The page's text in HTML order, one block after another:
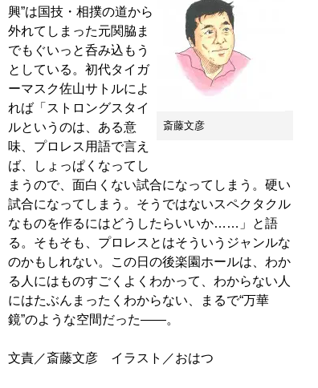
斎藤文彦
興”は国技・相撲の道から
外れてしまった元関脇ま
でもぐいっと呑み込もう
としている。初代タイガ
ーマスク佐山サトルによ
れば「ストロングスタイ
ルというのは、ある意
味、プロレス用語で言え
ば、しょっぱくなってし
まうので、面白くない試合になってしまう。硬い
試合になってしまう。そうではないスペクタクル
なものを作るにはどうしたらいいか……」と語
る。そもそも、プロレスとはそういうジャンルな
のかもしれない。この日の後楽園ホールは、わか
る人にはものすごくよくわかって、わからない人
にはたぶんまったくわからない、まるで“万華
鏡”のような空間だった――。
文責／斎藤文彦 イラスト／おはつ